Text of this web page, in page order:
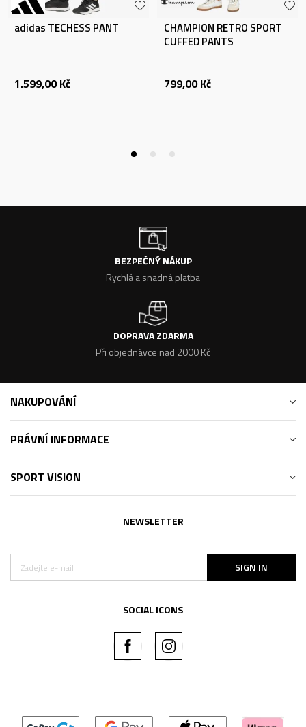
adidas TECHESS PANT
1.599,00 Kč
CHAMPION RETRO SPORT
CUFFED PANTS
799,00 Kč
BEZPEČNÝ NÁKUP
Rychlá a snadná platba
DOPRAVA ZDARMA
Při objednávce nad 2000 Kč
NAKUPOVÁNÍ
PRÁVNÍ INFORMACE
SPORT VISION
NEWSLETTER
SIGN IN
SOCIAL ICONS